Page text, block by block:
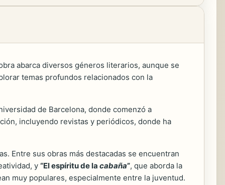
abarca diversos géneros literarios, aunque se
temas profundos relacionados con la
de Barcelona, donde comenzó a
incluyendo revistas y periódicos, donde ha
Entre sus obras más destacadas se encuentran
y “El espíritu de la cabaña”, que aborda la
muy populares, especialmente entre la juventud.